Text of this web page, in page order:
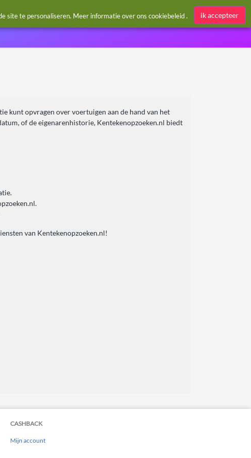
Aanmelden / Register
kunt opvragen over voertuigen aan de hand van het
of de eigenarenhistorie, Kentekenopzoeken.nl biedt
van Kentekenopzoeken.nl!
CASHBACK
Mijn account
site te personaliseren. Meer informatie over ons cookiebeleid. ik accepteer